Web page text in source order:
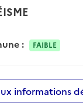
: FAIBLE
informations